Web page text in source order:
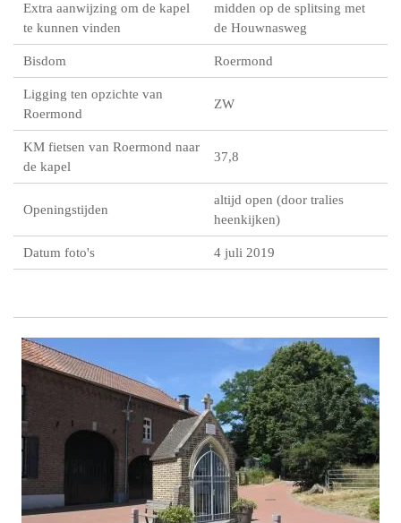
Extra aanwijzing om de kapel
te kunnen vinden
midden op de splitsing met
de Houwnasweg
Bisdom Roermond
Ligging ten opzichte van
Roermond
ZW
KM fietsen van Roermond naar
de kapel
37,8
Openingstijden
altijd open (door tralies
heenkijken)
Datum foto's 4 juli 2019